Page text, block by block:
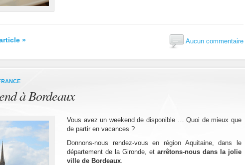
» Aucun commentaire
à Bordeaux
Vous avez un weekend de disponible … Quoi de mieux que
de partir en vacances ?
Donnons-nous rendez-vous en région Aquitaine, dans le
département de la Gironde, et arrêtons-nous dans la jolie
ville de Bordeaux.